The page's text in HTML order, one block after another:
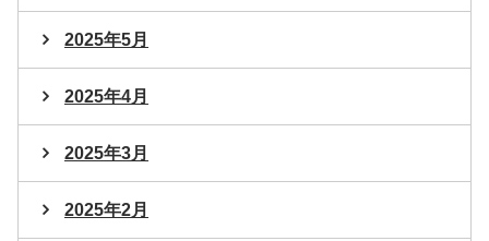
2025年5月
2025年4月
2025年3月
2025年2月